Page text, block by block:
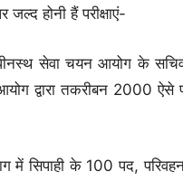
होनी हैं परीक्षाएं-
सेवा चयन आयोग के
द्वारा तकरीबन 2000 ऐसे
में सिपाही के 100 पद,